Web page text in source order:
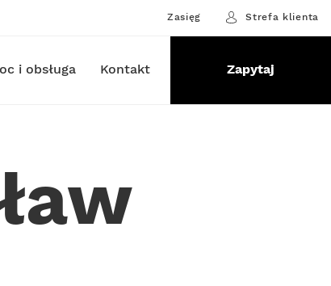
Zasięg Strefa klienta
i obsługa Kontakt Zapytaj